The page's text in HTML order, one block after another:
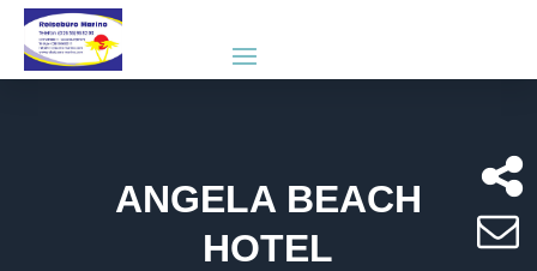
ANGELA BEACH
HOTEL